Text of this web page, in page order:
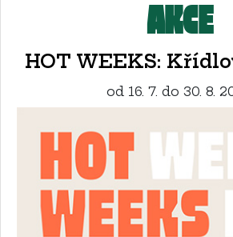
AKCE
HOT WEEKS:
od 16. 7. do 30. 8.